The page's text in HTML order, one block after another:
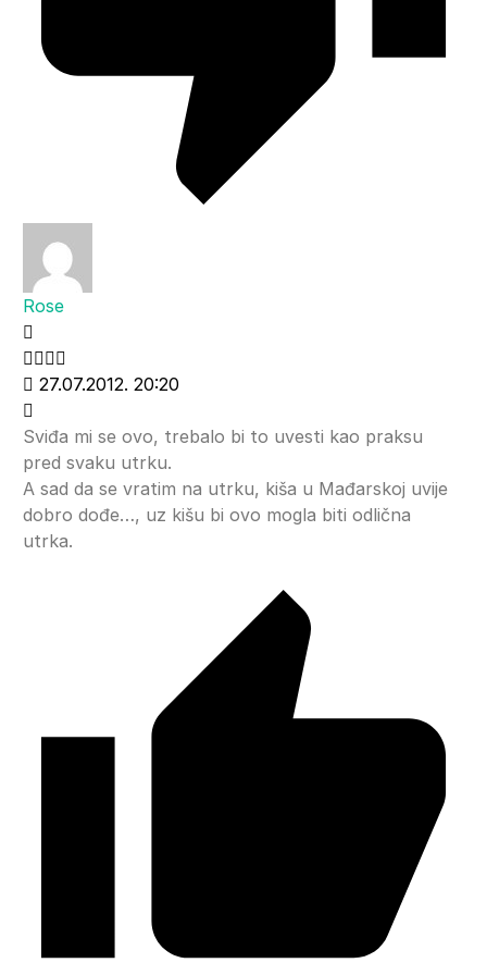
Rose
27.07.2012. 20:20
Sviđa mi se ovo, trebalo bi to uvesti kao praksu
pred svaku utrku.
A sad da se vratim na utrku, kiša u Mađarskoj uvije
dobro dođe…, uz kišu bi ovo mogla biti odlična
utrka.